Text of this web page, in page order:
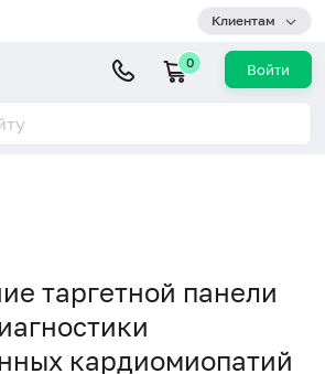
Клиентам
0 Войти
таргетной панели
кардиомиопатий